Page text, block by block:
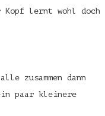
Kopf lernt wohl doch
zusammen dann
paar kleinere